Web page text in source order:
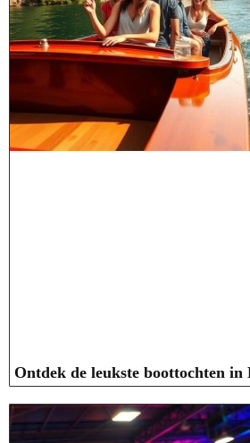
Ontdek de leukste boottochten in